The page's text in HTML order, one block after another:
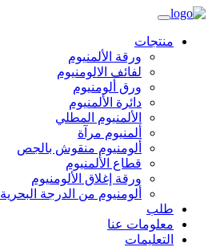
منتجات
ورقة الألمنيوم
لفائف الالومنيوم
ورق ألومنيوم
دائرة الألمنيوم
الألمنيوم المطلي
ألمنيوم مرآة
ألومنيوم منقوش بالجص
قطاع الألمنيوم
ورقة إغلاق الألومنيوم
ألومنيوم من الدرجة البحرية
طلب
معلومات عنا
التعليمات